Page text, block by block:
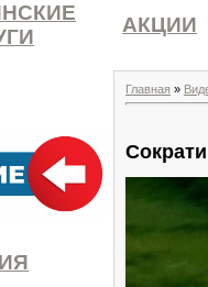
АКЦИИ
Главная »